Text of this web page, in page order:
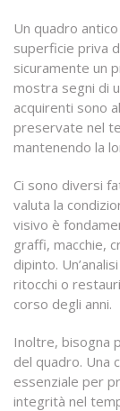
Un quadro
superficie priva
sicuramente un
mostra segni di
acquirenti sono
preservate nel
mantenendo la
Ci sono diversi
valuta la
visivo è
graffi, macchie,
dipinto.
ritocchi o
corso degli anni.
Inoltre, bisogna
del quadro. Una
essenziale per
integrità nel